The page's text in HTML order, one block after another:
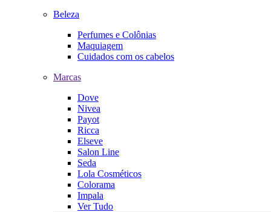
Beleza
Perfumes e Colônias
Maquiagem
Cuidados com os cabelos
Marcas
Dove
Nivea
Payot
Ricca
Elseve
Salon Line
Seda
Lola Cosméticos
Colorama
Impala
Ver Tudo